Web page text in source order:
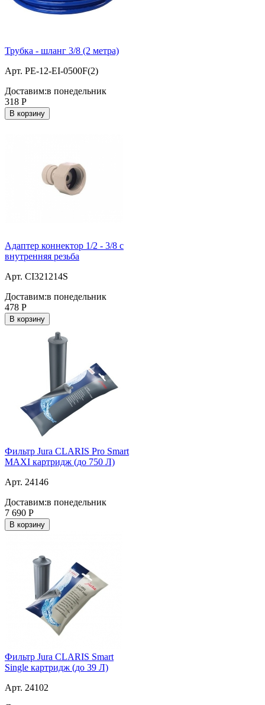
Трубка - шланг 3/8 (2 метра)
Арт. PE-12-EI-0500F(2)
Доставим:в понедельник
318 Р
В корзину
Адаптер коннектор 1/2 - 3/8 с
внутренняя резьба
Арт. CI321214S
Доставим:в понедельник
478 Р
В корзину
Фильтр Jura CLARIS Pro Smart
MAXI картридж (до 750 Л)
Арт. 24146
Доставим:в понедельник
7 690 Р
В корзину
Фильтр Jura CLARIS Smart
Single картридж (до 39 Л)
Арт. 24102